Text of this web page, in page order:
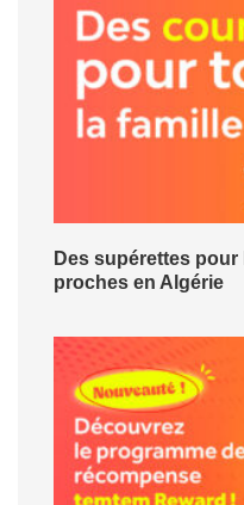
Des supérettes
proches en Algérie